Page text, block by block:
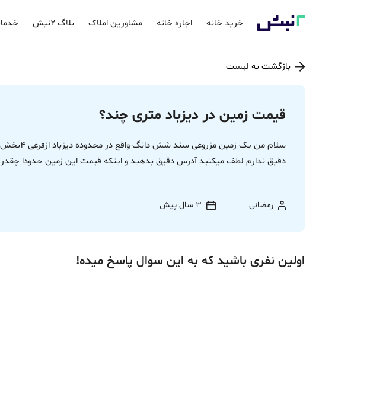
خرید خانه اجاره خانه مشاورین املاک بلاگ ۲نبش خدمات
بازگشت به لیست
قیمت زمین در دیزباد متری چند؟
دقیق ندارم لطف میکنید آدرس دقیق بدهید و اینکه قیمت این زمین حدودا
رمضانی 3 سال پیش
اولین نفری باشید که به این سوال پاسخ میده!